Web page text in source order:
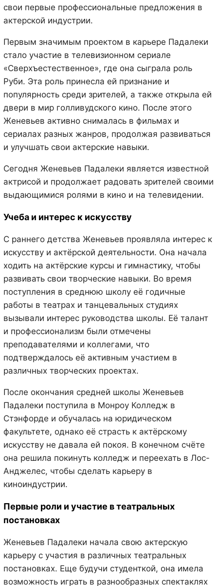
свои первые профессиональные предложения в
актерской индустрии.
Первым значимым проектом в карьере Падалеки
стало участие в телевизионном сериале
«Сверхъестественное», где она сыграла роль
Руби. Эта роль принесла ей признание и
популярность среди зрителей, а также открыла ей
двери в мир голливудского кино. После этого
Женевьев активно снималась в фильмах и
сериалах разных жанров, продолжая развиваться
и улучшать свои актерские навыки.
Сегодня Женевьев Падалеки является известной
актрисой и продолжает радовать зрителей своими
выдающимися ролями в кино и на телевидении.
Учеба и интерес к искусству
С раннего детства Женевьев проявляла интерес к
искусству и актёрской деятельности. Она начала
ходить на актёрские курсы и гимнастику, чтобы
развивать свои творческие навыки. Во время
поступления в среднюю школу её годичные
работы в театрах и танцевальных студиях
вызывали интерес руководства школы. Её талант
и профессионализм были отмечены
преподавателями и коллегами, что
подтверждалось её активным участием в
различных творческих проектах.
После окончания средней школы Женевьев
Падалеки поступила в Монроу Колледж в
Стэнфорде и обучалась на юридическом
факультете, однако её страсть к актёрскому
искусству не давала ей покоя. В конечном счёте
она решила покинуть колледж и переехать в Лос-
Анджелес, чтобы сделать карьеру в
киноиндустрии.
Первые роли и участие в театральных
постановках
Женевьев Падалеки начала свою актерскую
карьеру с участия в различных театральных
постановках. Еще будучи студенткой, она имела
возможность играть в разнообразных спектаклях